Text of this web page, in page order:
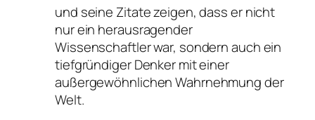
und seine Zitate zeigen, dass er nicht
nur ein herausragender
Wissenschaftler war, sondern auch ein
tiefgründiger Denker mit einer
außergewöhnlichen Wahrnehmung der
Welt.